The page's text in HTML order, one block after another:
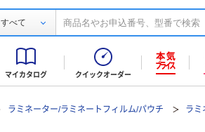
すべて
マイカタログ クイックオーダー
ラミネーター/ラミネートフィルム/パウチ ラミ